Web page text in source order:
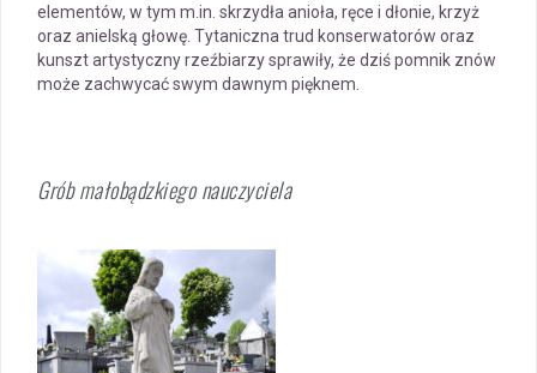
elementów, w tym m.in. skrzydła anioła, ręce i dłonie, krzyż
oraz anielską głowę. Tytaniczna trud konserwatorów oraz
kunszt artystyczny rzeźbiarzy sprawiły, że dziś pomnik znów
może zachwycać swym dawnym pięknem.
Grób małobądzkiego nauczyciela